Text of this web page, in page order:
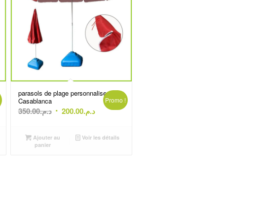
parasols de plage personnalise
Casablanca
د.م.350.00
Le
initial
د.م.200.00
Le
actuel
Promo !
Ajouter au
panier
Voir les détails